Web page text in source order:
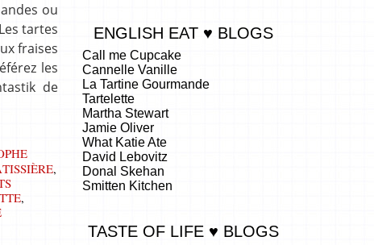
ou
tartes
fraises
les
de
,
,
ENGLISH EAT ♥ BLOGS
Call me Cupcake
Cannelle Vanille
La Tartine Gourmande
Tartelette
Martha Stewart
Jamie Oliver
What Katie Ate
David Lebovitz
Donal Skehan
Smitten Kitchen
TASTE OF LIFE ♥ BLOGS